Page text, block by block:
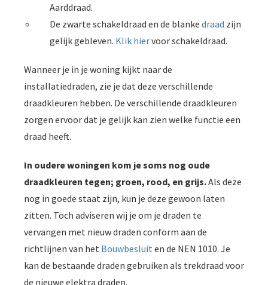
Aarddraad.
De zwarte schakeldraad en de blankedraad zijn
gelijk gebleven. Klik hiervoor schakeldraad.
Wanneer je in je woning kijkt naar de
installatiedraden, zie je dat deze verschillende
draadkleuren hebben. De verschillende draadkleuren
zorgen ervoor dat je gelijk kan zien welke functie een
draad heeft.
In oudere woningen kom je soms nog oude
draadkleuren tegen; groen, rood, en grijs.Als deze
nog in goede staat zijn, kun je deze gewoon laten
zitten. Toch adviseren wij je om je draden te
vervangen met nieuw draden conform aan de
richtlijnen van het Bouwbesluit en de NEN 1010. Je
kan de bestaande draden gebruiken als trekdraad voor
de nieuwe elektra draden.